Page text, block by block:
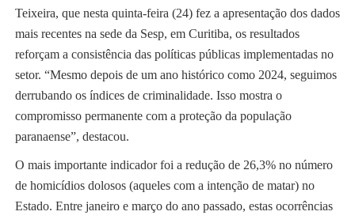
Teixeira, que nesta quinta-feira (24) fez a apresentação dos dados
mais recentes na sede da Sesp, em Curitiba, os resultados
reforçam a consistência das políticas públicas implementadas no
setor. “Mesmo depois de um ano histórico como 2024, seguimos
derrubando os índices de criminalidade. Isso mostra o
compromisso permanente com a proteção da população
paranaense”, destacou.
O mais importante indicador foi a redução de 26,3% no número
de homicídios dolosos (aqueles com a intenção de matar) no
Estado. Entre janeiro e março do ano passado, estas ocorrências